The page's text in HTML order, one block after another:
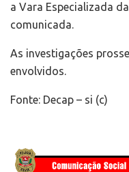
a Vara Especializada
comunicada.
As investigações
envolvidos.
Fonte: Decap – si (c)